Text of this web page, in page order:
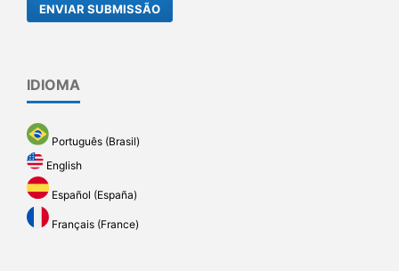
ENVIAR SUBMISSÃO
IDIOMA
Português (Brasil)
English
Español (España)
Français (France)